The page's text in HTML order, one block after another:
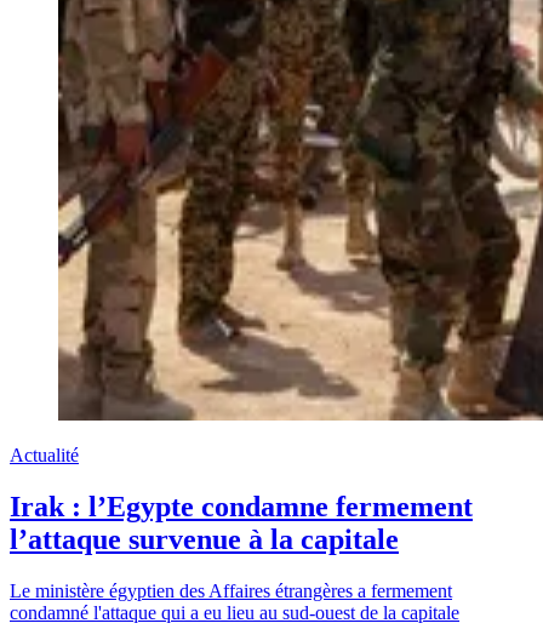
Actualité
Irak : l’Egypte condamne fermement
l’attaque survenue à la capitale
Le ministère égyptien des Affaires étrangères a fermement
condamné l'attaque qui a eu lieu au sud-ouest de la capitale